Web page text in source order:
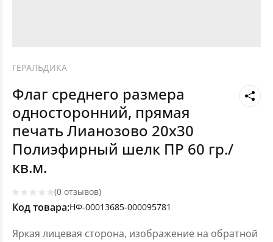
ГЕРАЛЬДИКА
Флаг среднего размера
односторонний, прямая
печать Лианозово 20х30
Полиэфирный шелк ПР 60 гр./
кв.м.
(0 отзывов)
Код товара:НФ-00013685-000095781
Яркая лицевая сторона, изображение на обратной